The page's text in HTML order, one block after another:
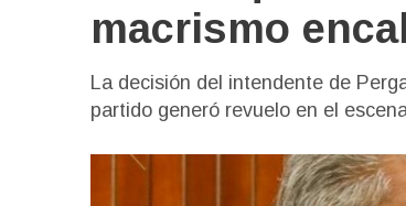
macrismo
La decisión del intendente de
partido generó revuelo en el